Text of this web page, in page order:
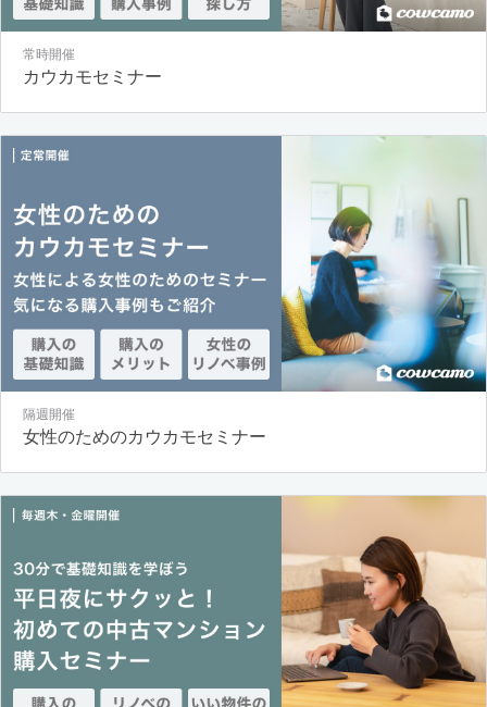
常時開催
カウカモセミナー
隔週開催
女性のためのカウカモセミナー